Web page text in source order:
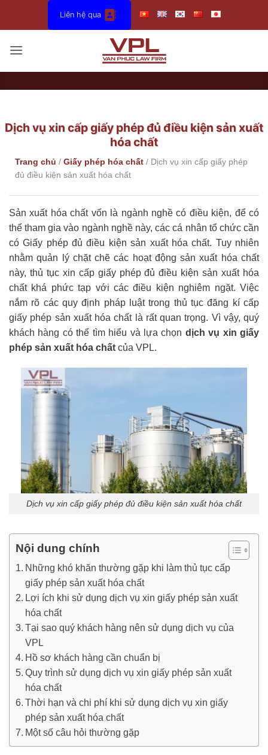
dung
Liên hệ qua
Dịch vụ xin cấp giấy phép đủ điều kiện sản xuất
hóa chất
Trang chủ / Giấy phép hóa chất / Dịch vụ xin cấp giấy phép
đủ điều kiện sản xuất hóa chất
Sản xuất hóa chất vốn là ngành nghề có điều kiện, để có
thể tham gia vào ngành nghề này, các cá nhân tổ chức cần
có Giấy phép đủ điều kiện sản xuất hóa chất. Tuy nhiên
nhằm quản lý chặt chẽ các hoạt động sản xuất hóa chất
này, thủ tục xin cấp giấy phép đủ điều kiện sản xuất hóa
chất khá phức tạp với các điều kiện nghiêm ngặt. Việc
nắm rõ các quy định pháp luật trong thủ tục đăng kí cấp
giấy phép sản xuất hóa chất là rất quan trọng. Vì vậy, quý
khách hàng có thể tìm hiểu và lựa chọn dịch vụ xin giấy
phép sản xuất hóa chất của VPL.
Dịch vụ xin cấp giấy phép đủ điều kiện sản xuất hóa chất
Nội dung chính
Những khó khăn thường gặp khi làm thủ tục cấp
giấy phép sản xuất hóa chất
Lợi ích khi sử dụng dịch vụ xin giấy phép sản xuất
hóa chất
Tại sao quý khách hàng nên sử dụng dịch vụ của
VPL
Hồ sơ khách hàng cần chuẩn bị
Quy trình sử dụng dịch vụ xin giấy phép sản xuất
hóa chất
Thời hạn và chi phí khi sử dụng dịch vụ xin giấy
phép sản xuất hóa chất
Một số câu hỏi thường gặp